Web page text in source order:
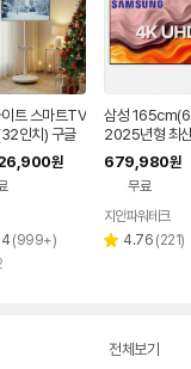
트 스마트TV
인치) 구글
이동식TV
원
리
(999+)
삼성
2025년형 최
마트 4K UHD
U8000 스탠
설치
679,980원
무료
지안파워테크
별 4.76 리
(221)
전체보기